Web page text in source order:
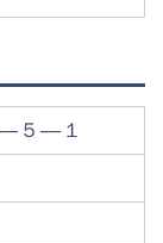
５―１